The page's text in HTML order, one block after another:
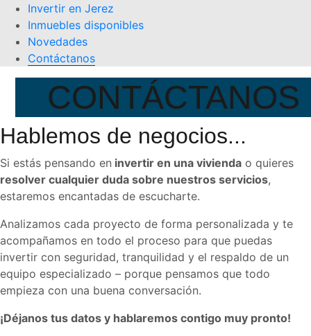
Invertir en Jerez
Inmuebles disponibles
Novedades
Contáctanos
CONTÁCTANOS
Hablemos de negocios...
Si estás pensando en invertir en una vivienda o quieres
resolver cualquier duda sobre nuestros servicios,
estaremos encantadas de escucharte.
Analizamos cada proyecto de forma personalizada y te
acompañamos en todo el proceso para que puedas
invertir con seguridad, tranquilidad y el respaldo de un
equipo especializado – porque pensamos que todo
empieza con una buena conversación.
¡Déjanos tus datos y hablaremos contigo muy pronto!